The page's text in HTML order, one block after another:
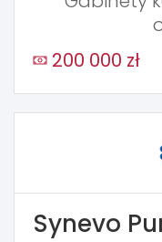
200 000 zł
Synevo